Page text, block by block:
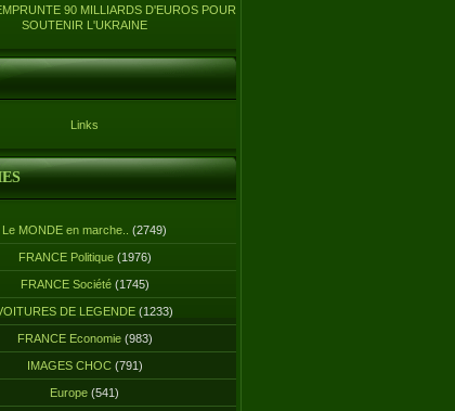
90 MILLIARDS D'EUROS POUR
SOUTENIR L'UKRAINE
Links
Le MONDE en marche.. (2749)
FRANCE Politique(1976)
FRANCE Société(1745)
DE LEGENDE (1233)
FRANCE Economie(983)
IMAGES CHOC(791)
Europe (541)